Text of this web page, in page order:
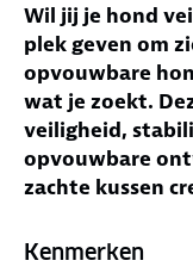
Wil jij je hond
plek geven om
opvouwbare
wat je zoekt.
veiligheid,
opvouwbare
zachte kussen
76x48x53 cm.
Kenmerken